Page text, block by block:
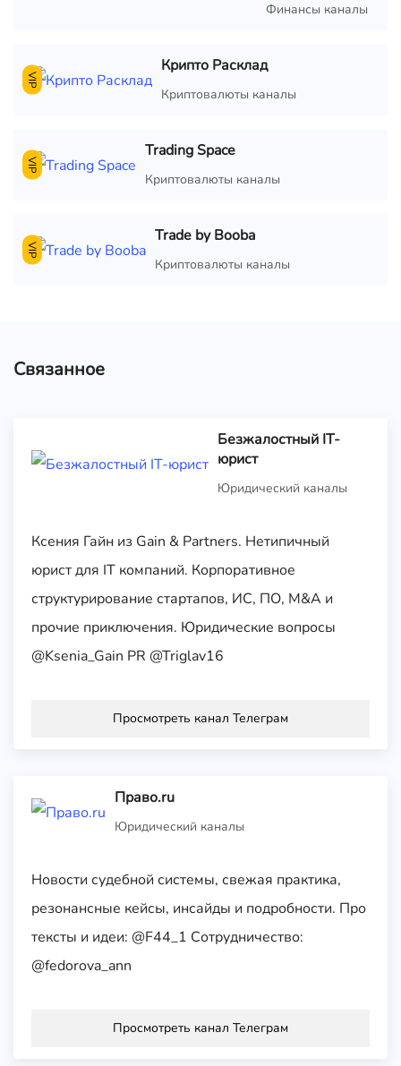
Финансы каналы
VIP
Крипто Расклад
Криптовалюты каналы
VIP
Trading Space
Криптовалюты каналы
VIP
Trade by Booba
Криптовалюты каналы
Связанное
Безжалостный IT-
юрист
Юридический каналы
Ксения Гайн из Gain & Partners. Нетипичный
юрист для IT компаний. Корпоративное
структурирование стартапов, ИС, ПО, M&A и
прочие приключения. Юридические вопросы
@Ksenia_Gain PR @Triglav16
Просмотреть канал Телеграм
Право.ru
Юридический каналы
Новости судебной системы, свежая практика,
резонансные кейсы, инсайды и подробности. Про
тексты и идеи: @F44_1 Сотрудничество:
@fedorova_ann
Просмотреть канал Телеграм